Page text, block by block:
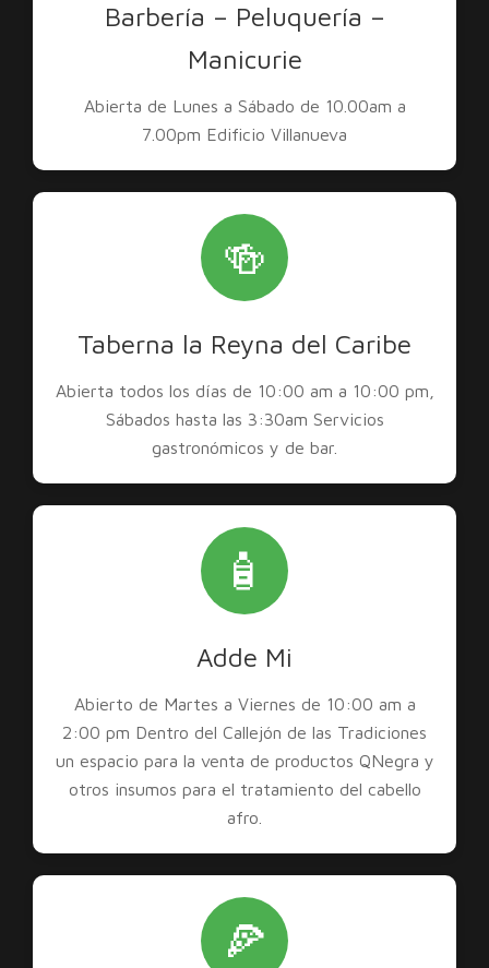
Barbería – Peluquería –
Manicurie
Abierta de Lunes a Sábado de 10.00am a
7.00pm Edificio Villanueva
🍻
Taberna la Reyna del Caribe
Abierta todos los días de 10:00 am a 10:00 pm,
Sábados hasta las 3:30am Servicios
gastronómicos y de bar.
🧴
Adde Mi
Abierto de Martes a Viernes de 10:00 am a
2:00 pm Dentro del Callejón de las Tradiciones
un espacio para la venta de productos QNegra y
otros insumos para el tratamiento del cabello
afro.
🍕